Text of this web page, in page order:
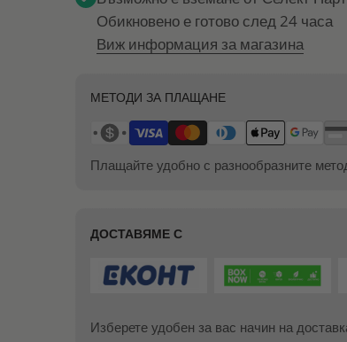
Обикновено е готово след 24 часа
Виж информация за магазина
МЕТОДИ ЗА ПЛАЩАНЕ
Плащайте удобно с разнообразните
ДОСТАВЯМЕ С
Изберете удобен за вас начин на